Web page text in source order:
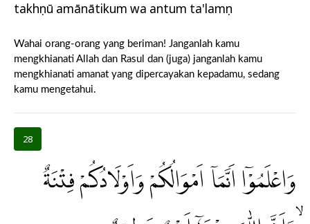
takhụnū amānātikum wa antum ta'lamụn
Wahai orang-orang yang beriman! Janganlah kamu
mengkhianati Allah dan Rasul dan (juga) janganlah kamu
mengkhianati amanat yang dipercayakan kepadamu, sedang
kamu mengetahui.
28
وَاعْلَمُوْٓا اَنَّمَآ اَمْوَالُكُمْ وَاَوْلَادُكُمْ فِتْنَةٌ